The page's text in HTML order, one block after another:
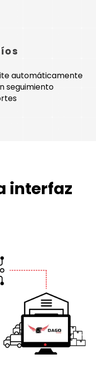
automáticamente
seguimiento
interfaz